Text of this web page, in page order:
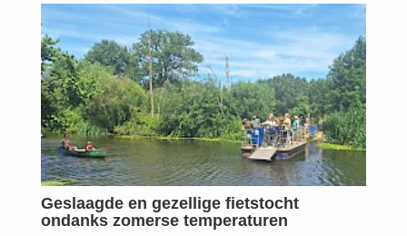
Geslaagde en gezellige fietstocht
ondanks zomerse temperaturen